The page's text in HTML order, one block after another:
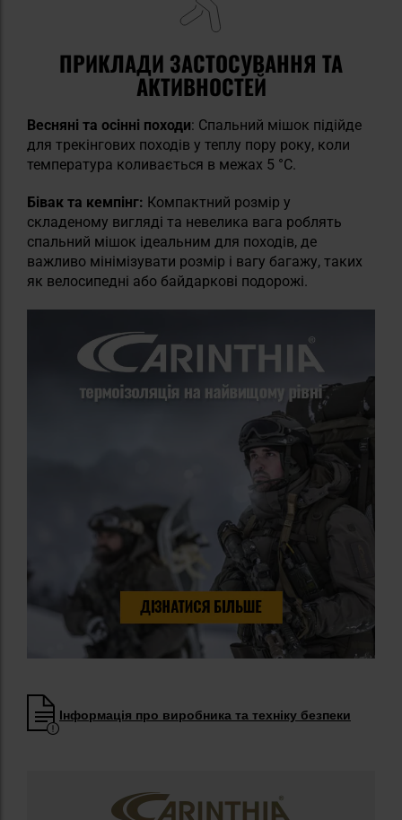
ПРИКЛАДИ ЗАСТОСУВАННЯ ТА
АКТИВНОСТЕЙ
Весняні та осінні походи: Спальний мішок підійде
для трекінгових походів у теплу пору року, коли
температура коливається в межах 5 °C.
Бівак та кемпінг: Компактний розмір у
складеному вигляді та невелика вага роблять
спальний мішок ідеальним для походів, де
важливо мінімізувати розмір і вагу багажу, таких
як велосипедні або байдаркові подорожі.
Інформація про виробника та техніку безпеки